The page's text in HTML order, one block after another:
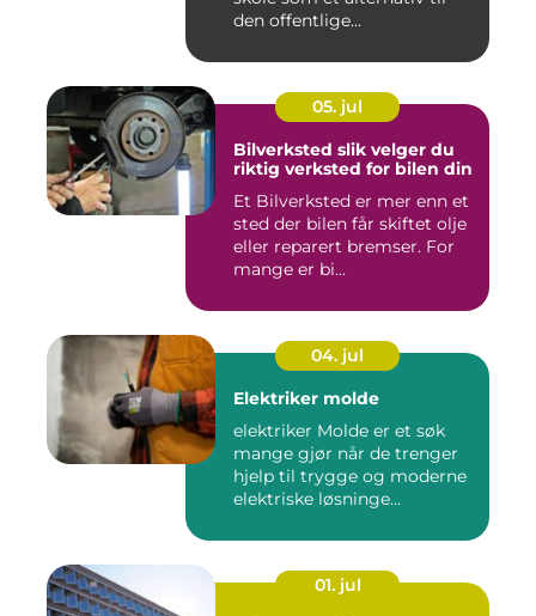
den offentlige...
05. jul
Bilverksted slik velger du
riktig verksted for bilen din
Et Bilverksted er mer enn et
sted der bilen får skiftet olje
eller reparert bremser. For
mange er bi...
04. jul
Elektriker molde
elektriker Molde er et søk
mange gjør når de trenger
hjelp til trygge og moderne
elektriske løsninge...
01. jul